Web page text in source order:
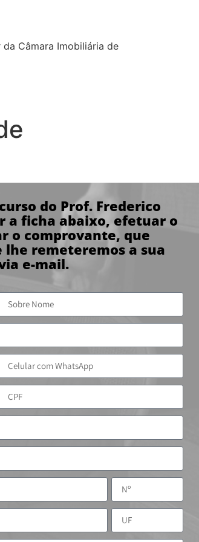
Câmara Imobiliária de
do Prof. Frederico
a ficha abaixo, efetuar o
o comprovante, que
remeteremos a sua
e-mail.